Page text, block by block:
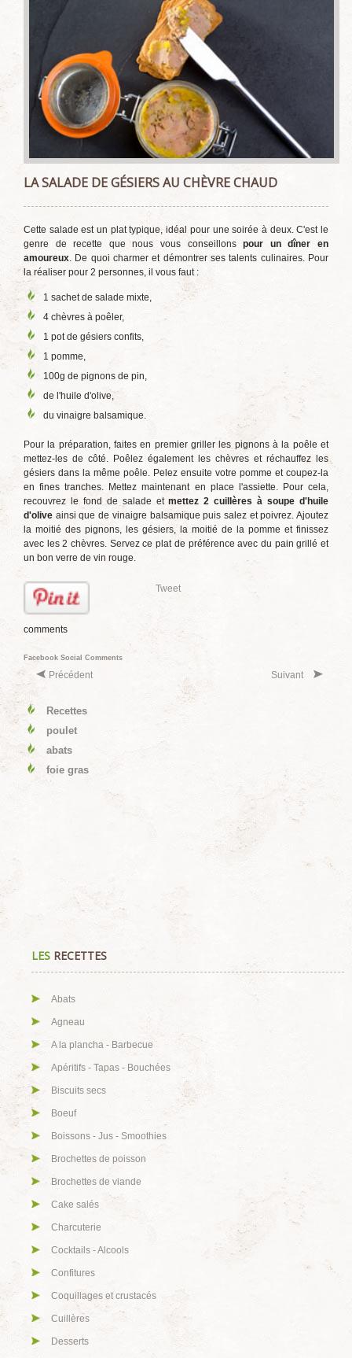
LA SALADE DE GÉSIERS AU CHÈVRE CHAUD
Cette salade est un plat typique, idéal pour une soirée à deux. C'est le
genre de recette que nous vous conseillonspour un dîner en
amoureux. De quoi charmer et démontrer ses talents culinaires. Pour
la réaliser pour 2 personnes, il vous faut :
1 sachet de salade mixte,
4 chèvres à poêler,
1 pot de gésiers confits,
1 pomme,
100g de pignons de pin,
de l'huile d'olive,
du vinaigre balsamique.
Pour la préparation, faites en premier griller les pignons à la poêle et
mettez-les de côté. Poêlez également les chèvres et réchauffez les
gésiers dans la même poêle. Pelez ensuite votre pomme et coupez-la
en fines tranches. Mettez maintenant en place l'assiette. Pour cela,
recouvrez le fond de salade etmettez 2 cuillères à soupe d'huile
d'olive ainsi que de vinaigre balsamique puis salez et poivrez. Ajoutez
la moitié des pignons, les gésiers, la moitié de la pomme et finissez
avec les 2 chèvres. Servez ce plat de préférence avec du pain grillé et
un bon verre de vin rouge.
Tweet
comments
Facebook Social Comments
Précédent Suivant
Recettes
poulet
abats
foie gras
LES RECETTES
Abats
Agneau
A la plancha - Barbecue
Apéritifs - Tapas - Bouchées
Biscuits secs
Boeuf
Boissons - Jus - Smoothies
Brochettes de poisson
Brochettes de viande
Cake salés
Charcuterie
Cocktails - Alcools
Confitures
Coquillages et crustacés
Cuillères
Desserts